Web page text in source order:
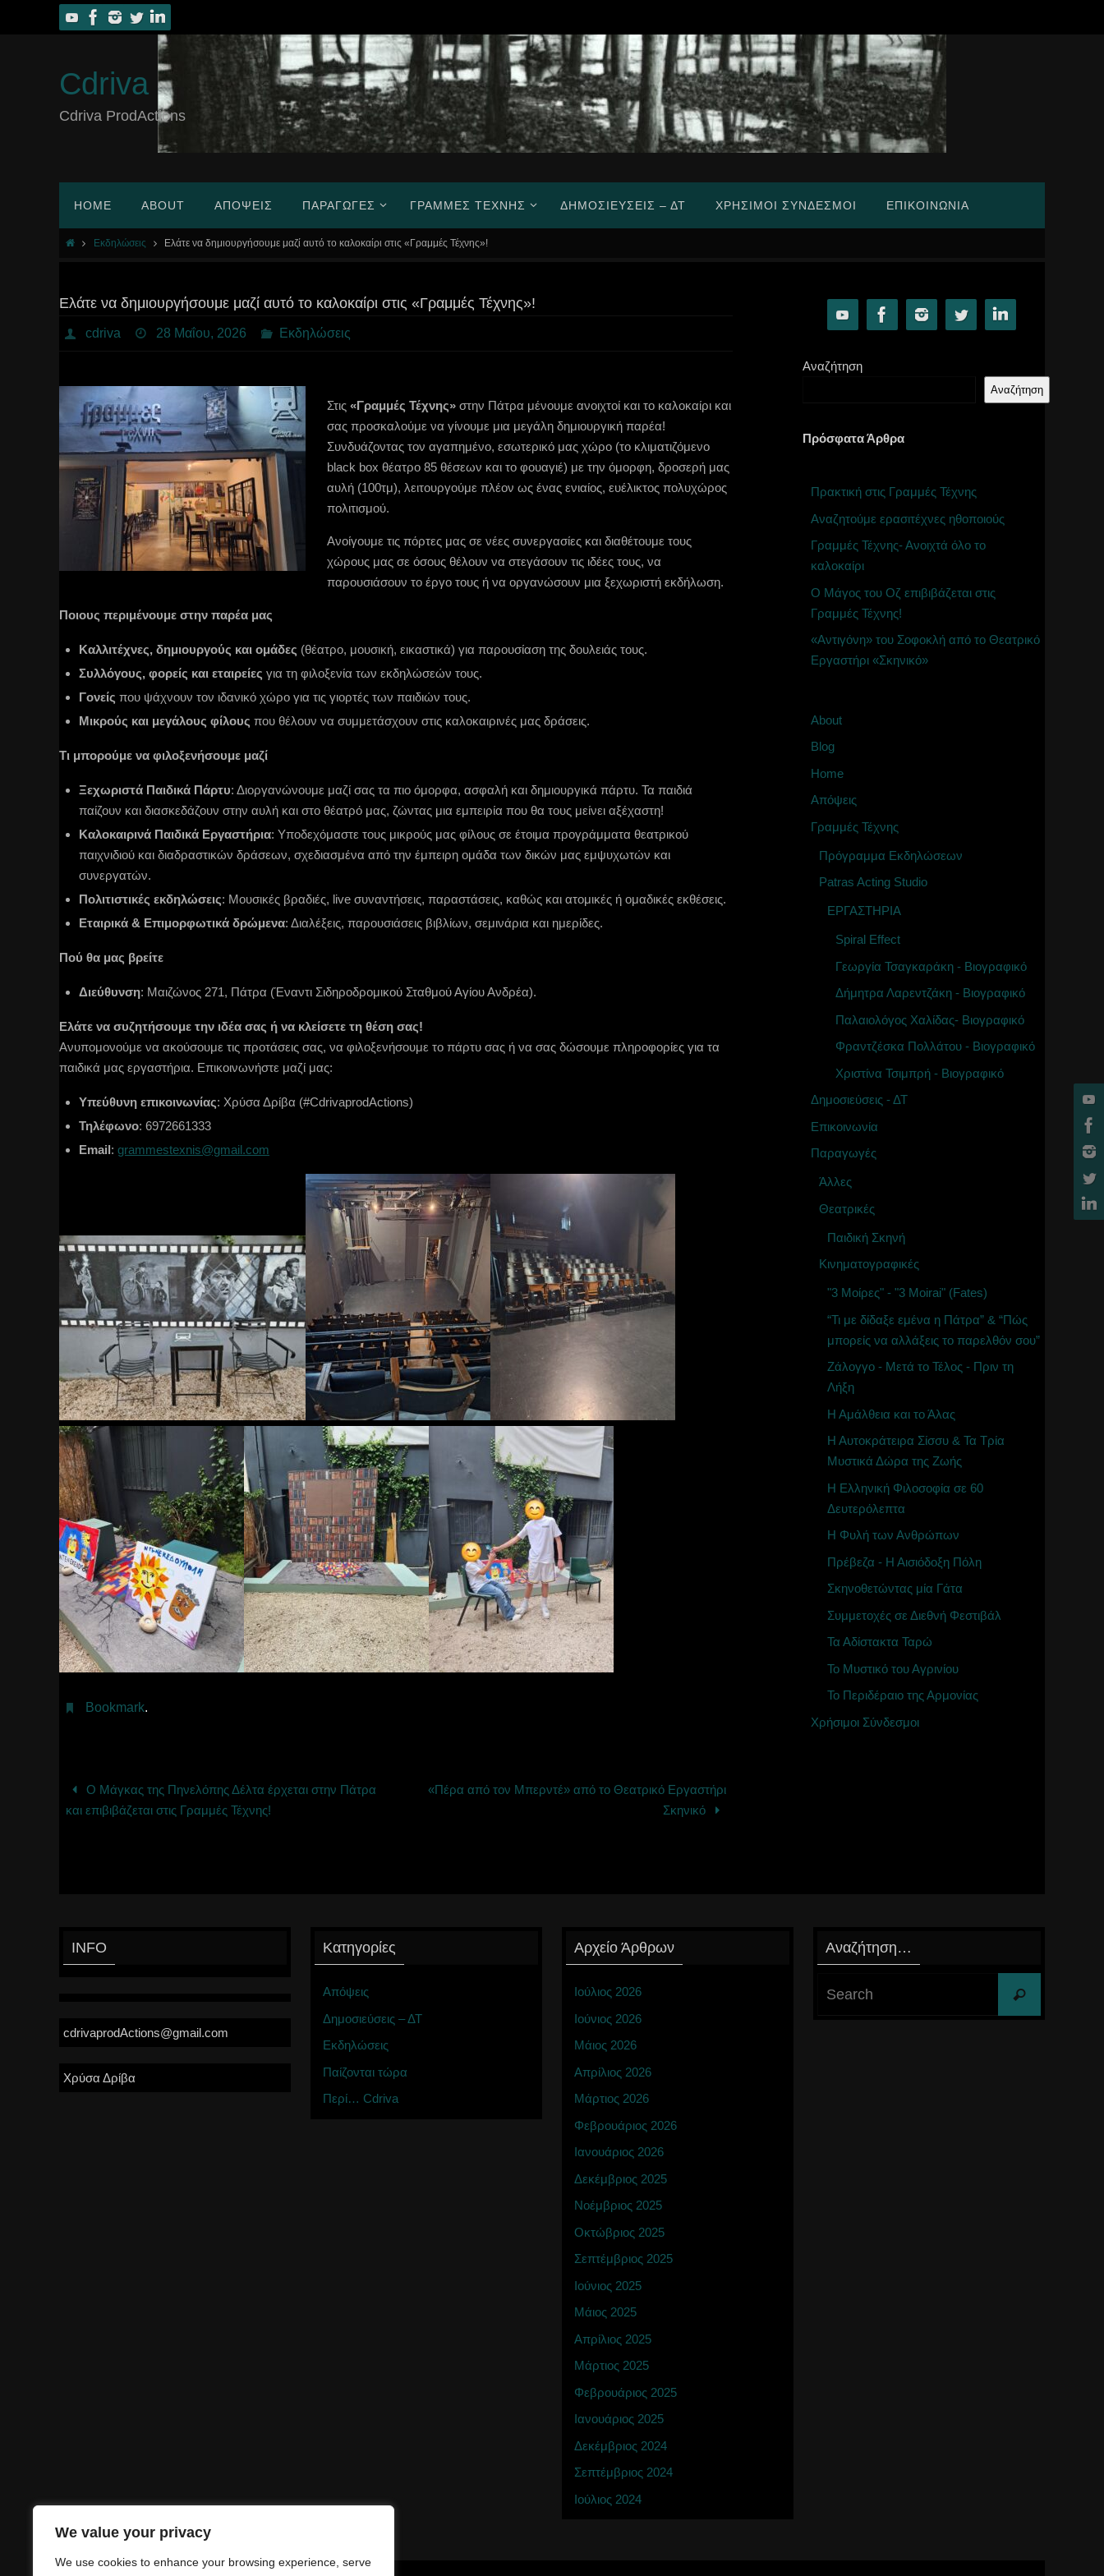
We value your privacy
We use cookies to enhance your browsing experience, serve
Cdriva
Cdriva ProdActions
content
HOME ABOUT ΑΠΌΨΕΙΣ ΠΑΡΑΓΩΓΈΣ ΓΡΑΜΜΈΣ ΤΈΧΝΗΣ ΔΗΜΟΣΙΕΎΣΕΙΣ – ΔΤ ΧΡΉΣΙΜΟΙ ΣΎΝΔΕΣΜΟΙ ΕΠΙΚΟΙΝΩΝΊΑ
HomeΕκδηλώσεις Ελάτε να δημιουργήσουμε μαζί αυτό το καλοκαίρι στις «Γραμμές Τέχνης»!
Ελάτε να δημιουργήσουμε μαζί αυτό το καλοκαίρι στις «Γραμμές Τέχνης»!
cdriva 28 Μαΐου, 2026 Εκδηλώσεις
Στις «Γραμμές Τέχνης» στην Πάτρα μένουμε ανοιχτοί και το καλοκαίρι και
σας προσκαλούμε να γίνουμε μια μεγάλη δημιουργική παρέα!
Συνδυάζοντας τον αγαπημένο, εσωτερικό μας χώρο (το κλιματιζόμενο
black box θέατρο 85 θέσεων και το φουαγιέ) με την όμορφη, δροσερή μας
αυλή (100τμ), λειτουργούμε πλέον ως ένας ενιαίος, ευέλικτος πολυχώρος
πολιτισμού.
Ανοίγουμε τις πόρτες μας σε νέες συνεργασίες και διαθέτουμε τους
χώρους μας σε όσους θέλουν να στεγάσουν τις ιδέες τους, να
παρουσιάσουν το έργο τους ή να οργανώσουν μια ξεχωριστή εκδήλωση.
Ποιους περιμένουμε στην παρέα μας
Καλλιτέχνες, δημιουργούς και ομάδες (θέατρο, μουσική, εικαστικά) για παρουσίαση της δουλειάς τους.
Συλλόγους, φορείς και εταιρείες για τη φιλοξενία των εκδηλώσεών τους.
Γονείς που ψάχνουν τον ιδανικό χώρο για τις γιορτές των παιδιών τους.
Μικρούς και μεγάλους φίλους που θέλουν να συμμετάσχουν στις καλοκαιρινές μας δράσεις.
Τι μπορούμε να φιλοξενήσουμε μαζί
Ξεχωριστά Παιδικά Πάρτυ: Διοργανώνουμε μαζί σας τα πιο όμορφα, ασφαλή και δημιουργικά πάρτυ. Τα παιδιά
παίζουν και διασκεδάζουν στην αυλή και στο θέατρό μας, ζώντας μια εμπειρία που θα τους μείνει αξέχαστη!
Καλοκαιρινά Παιδικά Εργαστήρια: Υποδεχόμαστε τους μικρούς μας φίλους σε έτοιμα προγράμματα θεατρικού
παιχνιδιού και διαδραστικών δράσεων, σχεδιασμένα από την έμπειρη ομάδα των δικών μας εμψυχωτών και
συνεργατών.
Πολιτιστικές εκδηλώσεις: Μουσικές βραδιές, live συναντήσεις, παραστάσεις, καθώς και ατομικές ή ομαδικές εκθέσεις.
Εταιρικά & Επιμορφωτικά δρώμενα: Διαλέξεις, παρουσιάσεις βιβλίων, σεμινάρια και ημερίδες.
Πού θα μας βρείτε
Διεύθυνση: Μαιζώνος 271, Πάτρα (Έναντι Σιδηροδρομικού Σταθμού Αγίου Ανδρέα).
Ελάτε να συζητήσουμε την ιδέα σας ή να κλείσετε τη θέση σας!
Ανυπομονούμε να ακούσουμε τις προτάσεις σας, να φιλοξενήσουμε το πάρτυ σας ή να σας δώσουμε πληροφορίες για τα
παιδικά μας εργαστήρια. Επικοινωνήστε μαζί μας:
Υπεύθυνη επικοινωνίας: Χρύσα Δρίβα (#CdrivaprodActions)
Τηλέφωνο: 6972661333
Email: grammestexnis@gmail.com
Bookmark.
Ο Μάγκας της Πηνελόπης Δέλτα έρχεται στην Πάτρα
και επιβιβάζεται στις Γραμμές Τέχνης!
«Πέρα από τον Μπερντέ» από το Θεατρικό Εργαστήρι
Σκηνικό
Αναζήτηση
Αναζήτηση
Πρόσφατα Άρθρα
Πρακτική στις Γραμμές Τέχνης
Αναζητούμε ερασιτέχνες ηθοποιούς
Γραμμές Τέχνης- Ανοιχτά όλο το
καλοκαίρι
Ο Μάγος του Οζ επιβιβάζεται στις
Γραμμές Τέχνης!
«Αντιγόνη» του Σοφοκλή από το Θεατρικό
Εργαστήρι «Σκηνικό»
About
Blog
Home
Απόψεις
Γραμμές Τέχνης
Πρόγραμμα Εκδηλώσεων
Patras Acting Studio
ΕΡΓΑΣΤΗΡΙΑ
Spiral Effect
Γεωργία Τσαγκαράκη - Βιογραφικό
Δήμητρα Λαρεντζάκη - Βιογραφικό
Παλαιολόγος Χαλίδας- Βιογραφικό
Φραντζέσκα Πολλάτου - Βιογραφικό
Χριστίνα Τσιμπρή - Βιογραφικό
Δημοσιεύσεις - ΔΤ
Επικοινωνία
Παραγωγές
Άλλες
Θεατρικές
Παιδική Σκηνή
Κινηματογραφικές
"3 Μοίρες" - "3 Moirai" (Fates)
“Τι με δίδαξε εμένα η Πάτρα” & “Πώς
μπορείς να αλλάξεις το παρελθόν σου”
Ζάλογγο - Μετά το Τέλος - Πριν τη
Λήξη
Η Αμάλθεια και το Άλας
Η Αυτοκράτειρα Σίσσυ & Τα Τρία
Μυστικά Δώρα της Ζωής
Η Ελληνική Φιλοσοφία σε 60
Δευτερόλεπτα
Η Φυλή των Ανθρώπων
Πρέβεζα - Η Αισιόδοξη Πόλη
Σκηνοθετώντας μία Γάτα
Συμμετοχές σε Διεθνή Φεστιβάλ
Τα Αδίστακτα Ταρώ
Το Μυστικό του Αγρινίου
Το Περιδέραιο της Αρμονίας
Χρήσιμοι Σύνδεσμοι
INFO
cdrivaprodActions@gmail.com
Χρύσα Δρίβα
Κατηγορίες
Απόψεις
Δημοσιεύσεις – ΔΤ
Εκδηλώσεις
Παίζονται τώρα
Περί… Cdriva
Αρχείο Άρθρων
Ιούλιος 2026
Ιούνιος 2026
Μάιος 2026
Απρίλιος 2026
Μάρτιος 2026
Φεβρουάριος 2026
Ιανουάριος 2026
Δεκέμβριος 2025
Νοέμβριος 2025
Οκτώβριος 2025
Σεπτέμβριος 2025
Ιούνιος 2025
Μάιος 2025
Απρίλιος 2025
Μάρτιος 2025
Φεβρουάριος 2025
Ιανουάριος 2025
Δεκέμβριος 2024
Σεπτέμβριος 2024
Ιούλιος 2024
Αναζήτηση…
Search